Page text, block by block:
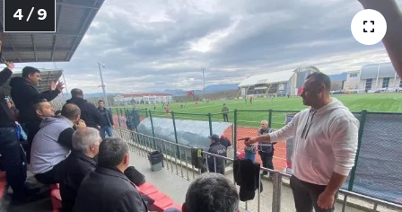
4 / 9